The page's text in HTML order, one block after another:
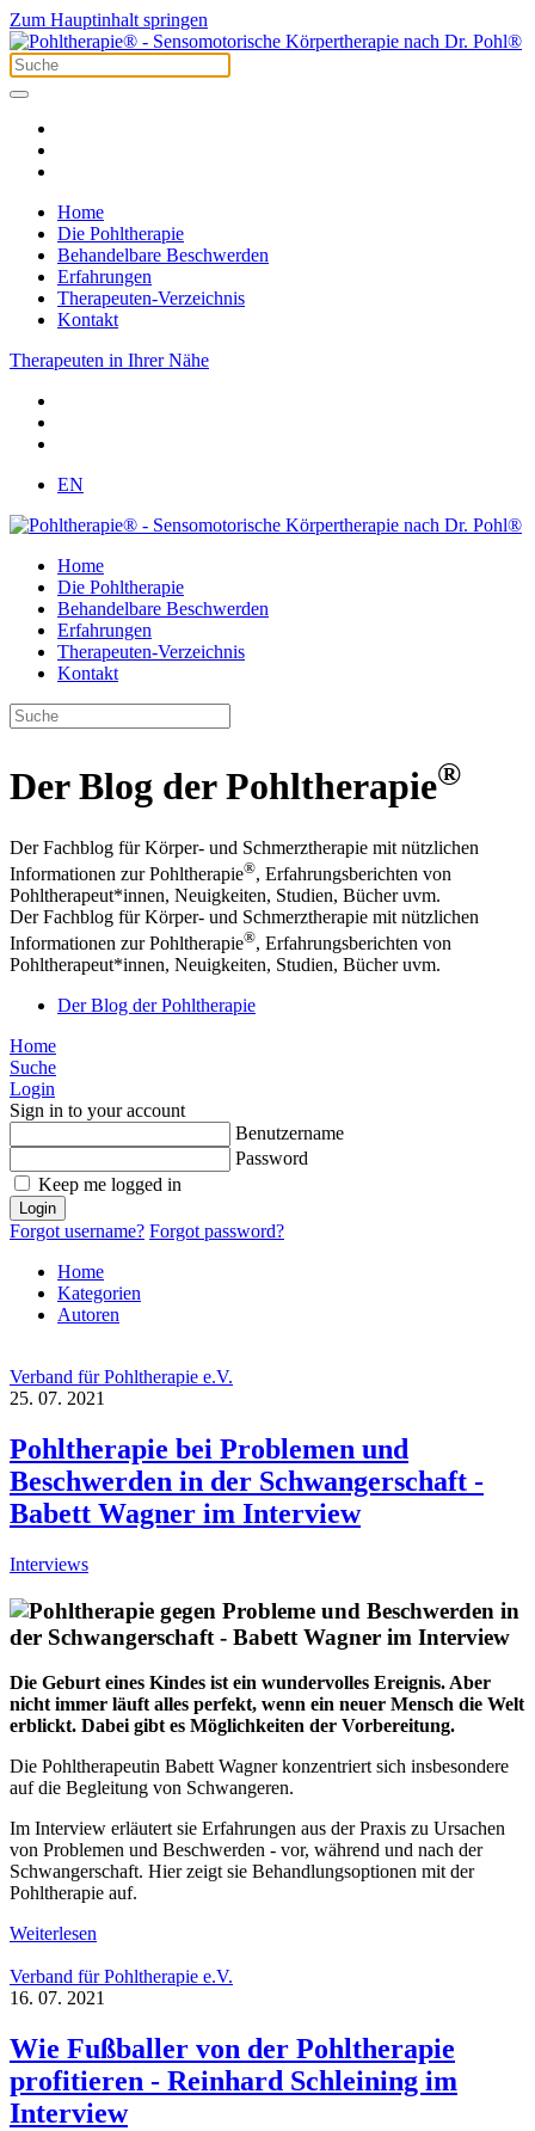
Zum Hauptinhalt springen
Home
Die Pohltherapie
Behandelbare Beschwerden
Erfahrungen
Therapeuten-Verzeichnis
Kontakt
Therapeuten in Ihrer Nähe
EN
Home
Die Pohltherapie
Behandelbare Beschwerden
Erfahrungen
Therapeuten-Verzeichnis
Kontakt
Der Blog der Pohltherapie®
Der Fachblog für Körper- und Schmerztherapie mit nützlichen
Informationen zur Pohltherapie®, Erfahrungsberichten von
Pohltherapeut*innen, Neuigkeiten, Studien, Bücher uvm.
Der Fachblog für Körper- und Schmerztherapie mit nützlichen
Informationen zur Pohltherapie®, Erfahrungsberichten von
Pohltherapeut*innen, Neuigkeiten, Studien, Bücher uvm.
Der Blog der Pohltherapie
Home
Suche
Login
Sign in to your account
Benutzername
Password
Keep me logged in
Login
Forgot username? Forgot password?
Home
Kategorien
Autoren
Verband für Pohltherapie e.V.
25. 07. 2021
Pohltherapie bei Problemen und
Beschwerden in der Schwangerschaft -
Babett Wagner im Interview
Interviews
Die Geburt eines Kindes ist ein wundervolles Ereignis. Aber
nicht immer läuft alles perfekt, wenn ein neuer Mensch die Welt
erblickt. Dabei gibt es Möglichkeiten der Vorbereitung.
Die Pohltherapeutin Babett Wagner konzentriert sich insbesondere
auf die Begleitung von Schwangeren.
Im Interview erläutert sie Erfahrungen aus der Praxis zu Ursachen
von Problemen und Beschwerden - vor, während und nach der
Schwangerschaft. Hier zeigt sie Behandlungsoptionen mit der
Pohltherapie auf.
Weiterlesen
Verband für Pohltherapie e.V.
16. 07. 2021
Wie Fußballer von der Pohltherapie
profitieren - Reinhard Schleining im
Interview